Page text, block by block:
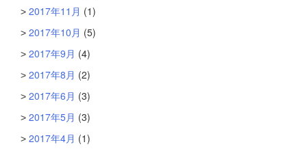
2017年11月 (1)
2017年10月 (5)
2017年9月 (4)
2017年8月 (2)
2017年6月 (3)
2017年5月 (3)
2017年4月 (1)